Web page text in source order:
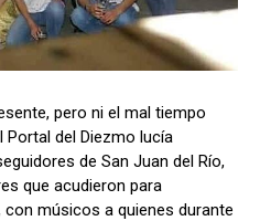
pero ni el mal tiempo
Portal del Diezmo lucía
de San Juan del Río,
que acudieron para
músicos a quienes durante